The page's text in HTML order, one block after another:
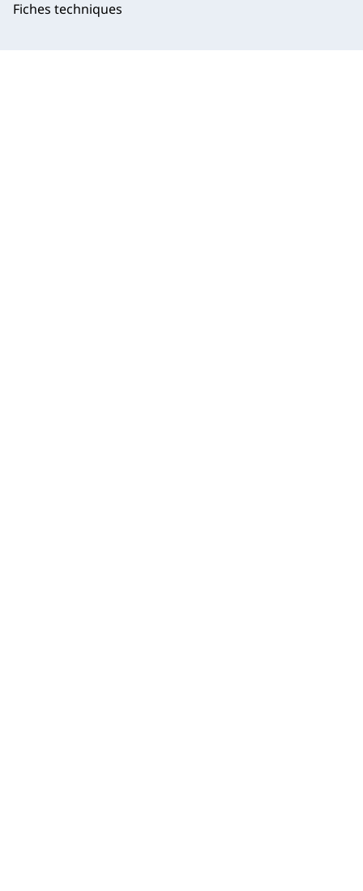
Fiches techniques